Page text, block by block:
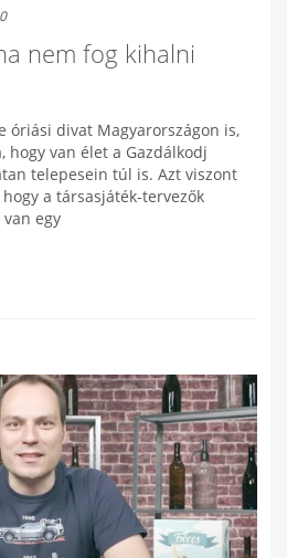
nem fog kihalni
óriási divat Magyarországon is,
hogy van élet a Gazdálkodj
telepesein túl is. Azt viszont
a társasjáték-tervezők
egy